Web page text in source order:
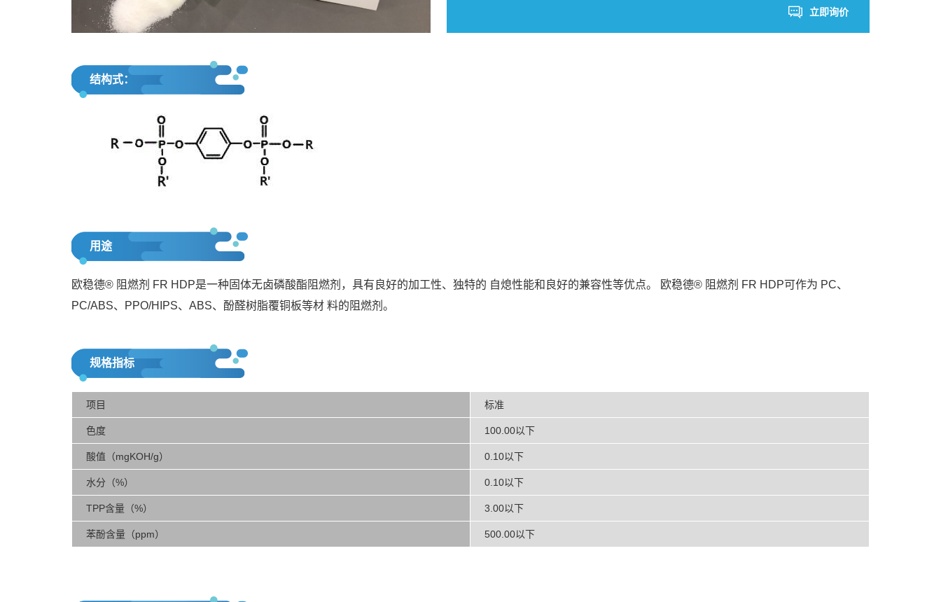
立即询价
结构式：
用途
欧稳德® 阻燃剂 FR HDP是一种固体无卤磷酸酯阻燃剂，具有良好的加工性、独特的 自熄性能和良好的兼容性等优点。 欧稳德® 阻燃剂 FR HDP可作为 PC、
PC/ABS、PPO/HIPS、ABS、酚醛树脂覆铜板等材 料的阻燃剂。
规格指标
项目 标准
色度 100.00以下
酸值（mgKOH/g） 0.10以下
水分（%） 0.10以下
TPP含量（%） 3.00以下
苯酚含量（ppm） 500.00以下